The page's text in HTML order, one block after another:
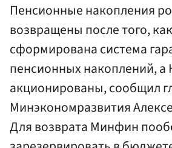
Пенсионные накопления
возвращены после того,
сформирована система
пенсионных накоплений,
акционированы, сообщил
Минэкономразвития
Для возврата Минфин